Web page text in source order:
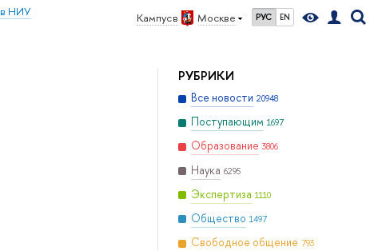
Кампус в Москве РУС EN
в НИУ
РУБРИКИ
Все новости 20948
Поступающим 1697
Образование 3806
Наука 6295
Экспертиза 1110
Общество 1497
Свободное общение 793